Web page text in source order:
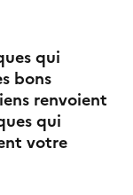
qui
bons
renvoient
qui
votre